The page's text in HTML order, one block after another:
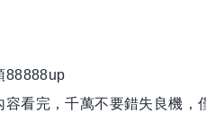
88888up
看完，千萬不要錯失良機，